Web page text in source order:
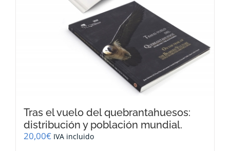
Tras el vuelo del quebrantahuesos:
distribución y población mundial.
20,00€ IVA incluido